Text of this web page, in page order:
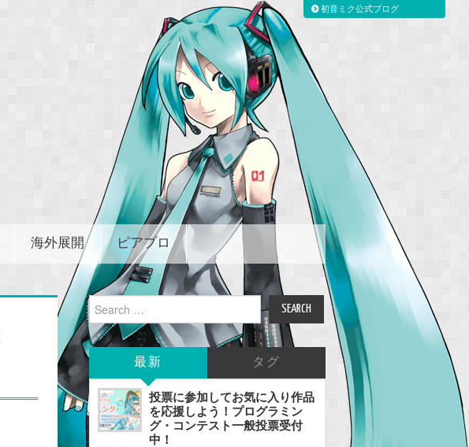
海外展開 ピアプロ
Search
for:
最新 タグ
投票に参加してお気に入り作品
を応援しよう！プログラミン
グ・コンテスト一般投票受付
中！
初音ミク公式ブログ